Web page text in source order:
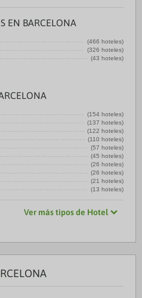
EN BARCELONA
(466 hoteles)
(326 hoteles)
(43 hoteles)
(154 hoteles)
(137 hoteles)
(122 hoteles)
(110 hoteles)
(57 hoteles)
(45 hoteles)
(26 hoteles)
(26 hoteles)
(21 hoteles)
(13 hoteles)
Ver más tipos de Hotel